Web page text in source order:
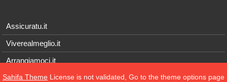
Assicuratu.it
Viverealmeglio.it
Arrangiamoci.it
Tecnichef.it
Sahifa Theme License is not validated, Go to the theme options page